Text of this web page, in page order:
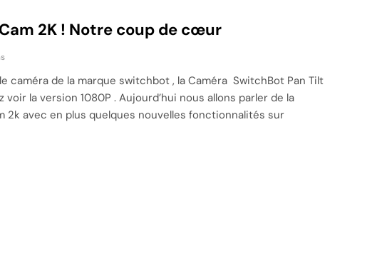
2K ! Notre coup de cœur
caméra de la marque switchbot , la Caméra SwitchBot Pan Tilt
la version 1080P . Aujourd’hui nous allons parler de la
2k avec en plus quelques nouvelles fonctionnalités sur